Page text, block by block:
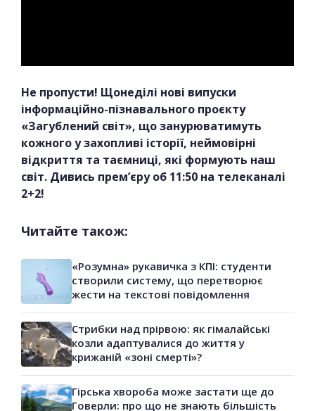
Не пропусти! Щонеділі нові випуски
інформаційно-пізнавального проєкту
«Загублений світ», що занурюватимуть
кожного у захопливі історії, неймовірні
відкриття та таємниці, які формують наш
світ. Дивись прем’єру об 11:50 на телеканалі
2+2!
Читайте також:
«Розумна» рукавичка з КПІ: студенти
створили систему, що перетворює
жести на текстові повідомлення
Стрибки над прірвою: як гімалайські
козли адаптувалися до життя у
крижаній «зоні смерті»?
Гірська хвороба може застати ще до
Говерли: про що не знають більшість